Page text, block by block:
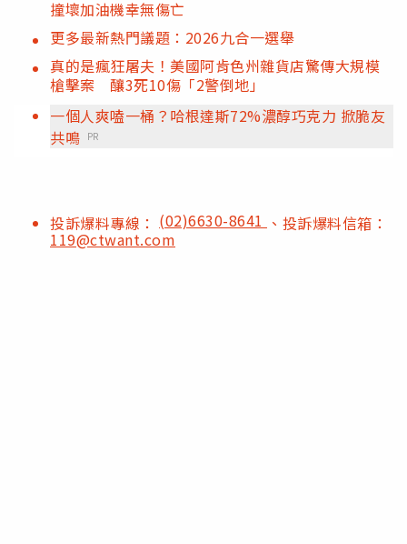
撞壞加油機幸無傷亡
更多最新熱門議題：2026九合一選舉
真的是瘋狂屠夫！美國阿肯色州雜貨店驚傳大規模
槍擊案 釀3死10傷「2警倒地」
一個人爽嗑一桶？哈根達斯72%濃醇巧克力 掀脆友
共鳴 PR
投訴爆料專線： (02)6630-8641 、投訴爆料信箱：
119@ctwant.com